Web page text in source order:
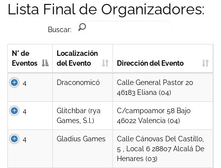
Lista Final de Organizadores:
Buscar:
N° de
Eventos
Localización
del Evento
Dirección del Evento
4 Draconomicó
Calle General Pastor 20
46183 Eliana (04)
4
Glitchbar (rya
Games, S.l.)
C/campoamor 58 Bajo
46022 Valencia (04)
4 Gladius Games
Calle Cánovas Del Castillo,
5 , Local 6 28807 Alcalá De
Henares (03)